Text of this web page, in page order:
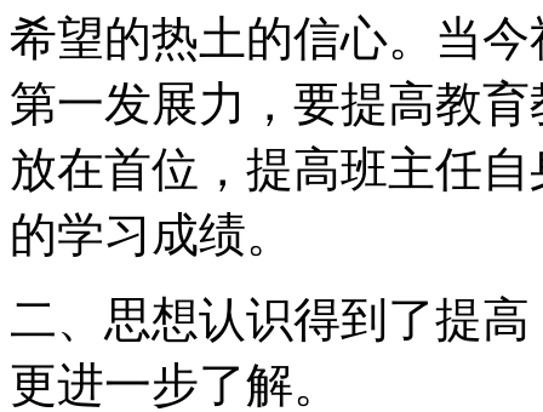
希望的热土的信心。当
第一发展力，要提高教
放在首位，提高班主任
的学习成绩。
二、思想认识得到了提
更进一步了解。